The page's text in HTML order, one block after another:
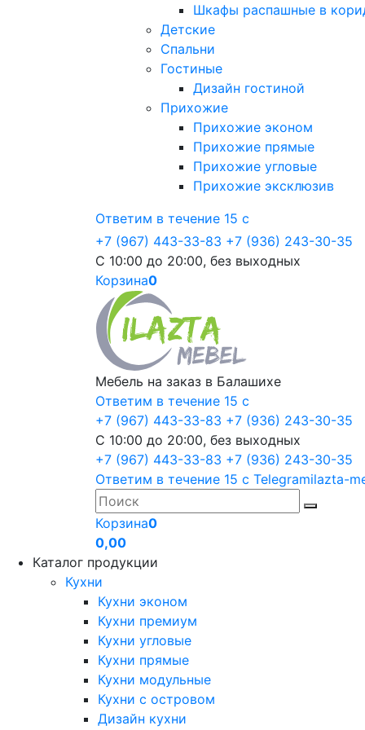
Шкафы распашные в
Детские
Спальни
Гостиные
Дизайн гостиной
Прихожие
Прихожие эконом
Прихожие прямые
Прихожие угловые
Прихожие эксклюзив
Ответим в течение 15 с
+7 (967) 443-33-83 +7 (936) 243-30-35
С 10:00 до 20:00, без выходных
Корзина0
Мебель на заказ в Балашихе
Ответим в течение 15 с
+7 (967) 443-33-83 +7 (936) 243-30-35
С 10:00 до 20:00, без выходных
+7 (967) 443-33-83 +7 (936) 243-30-35
Ответим в течение 15 с Telegramilazta-
Корзина0
0,00
Каталог продукции
Кухни
Кухни эконом
Кухни премиум
Кухни угловые
Кухни прямые
Кухни модульные
Кухни с островом
Дизайн кухни